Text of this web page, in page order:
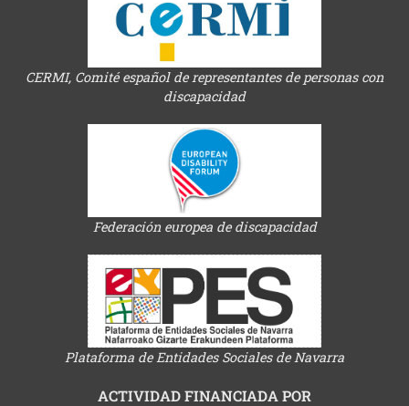
CERMI, Comité español de representantes de personas con
discapacidad
Federación europea de discapacidad
Plataforma de Entidades Sociales de Navarra
ACTIVIDAD FINANCIADA POR